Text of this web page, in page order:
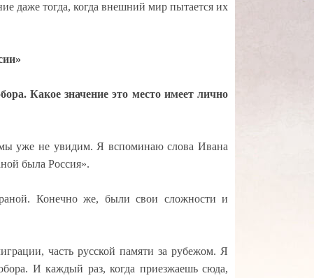
даже тогда, когда внешний мир пытается их
Какое значение это место имеет лично
уже не увидим. Я вспоминаю слова Ивана
была Россия».
Конечно же, были свои сложности и
часть русской памяти за рубежом. Я
И каждый раз, когда приезжаешь сюда,